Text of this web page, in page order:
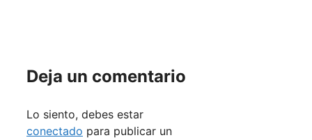
Deja un comentario
Lo siento, debes estar
conectado para publicar un